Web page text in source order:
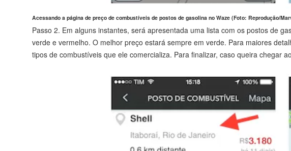
Acessando a página de preço de combustíveis de postos de gasolina no Waze (Foto: Reprodução/
Passo 2. Em alguns instantes, será apresentada uma lista com os postos de
verde e vermelho. O melhor preço estará sempre em verde. Para maiores
tipos de combustíveis que ele comercializa. Para finalizar, caso queira chegar